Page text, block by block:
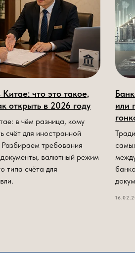
что это такое,
открыть в 2026 году
в чём разница, кому
счёт для иностранной
требования
валютный режим
типа счёта для
или